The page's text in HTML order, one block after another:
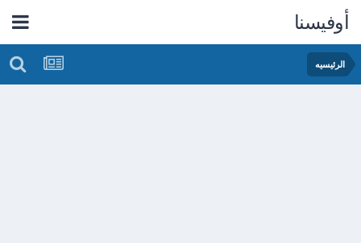
أوفيسنا
الرئيسيه